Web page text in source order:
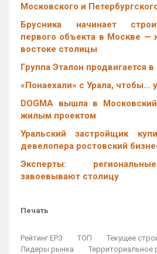
Московского и
Брусника начинает
первого объекта в Москве —
востоке столицы
Группа Эталон продвигается
«Понаехали» с Урала, чтобы…
DOGMA вышла в
жилым проектом
Уральский застройщик
девелопера ростовский
Эксперты:
завоевывают столицу
Печать
Рейтинг ЕРЗ ТОП
Текущее
Лидеры рынка
Территориальное